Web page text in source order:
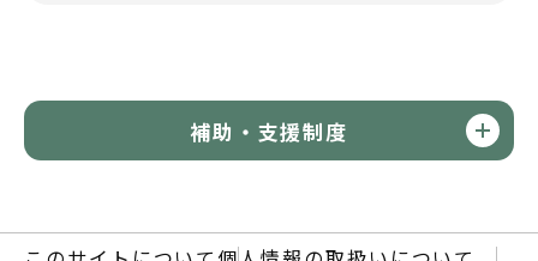
補助・支援制度